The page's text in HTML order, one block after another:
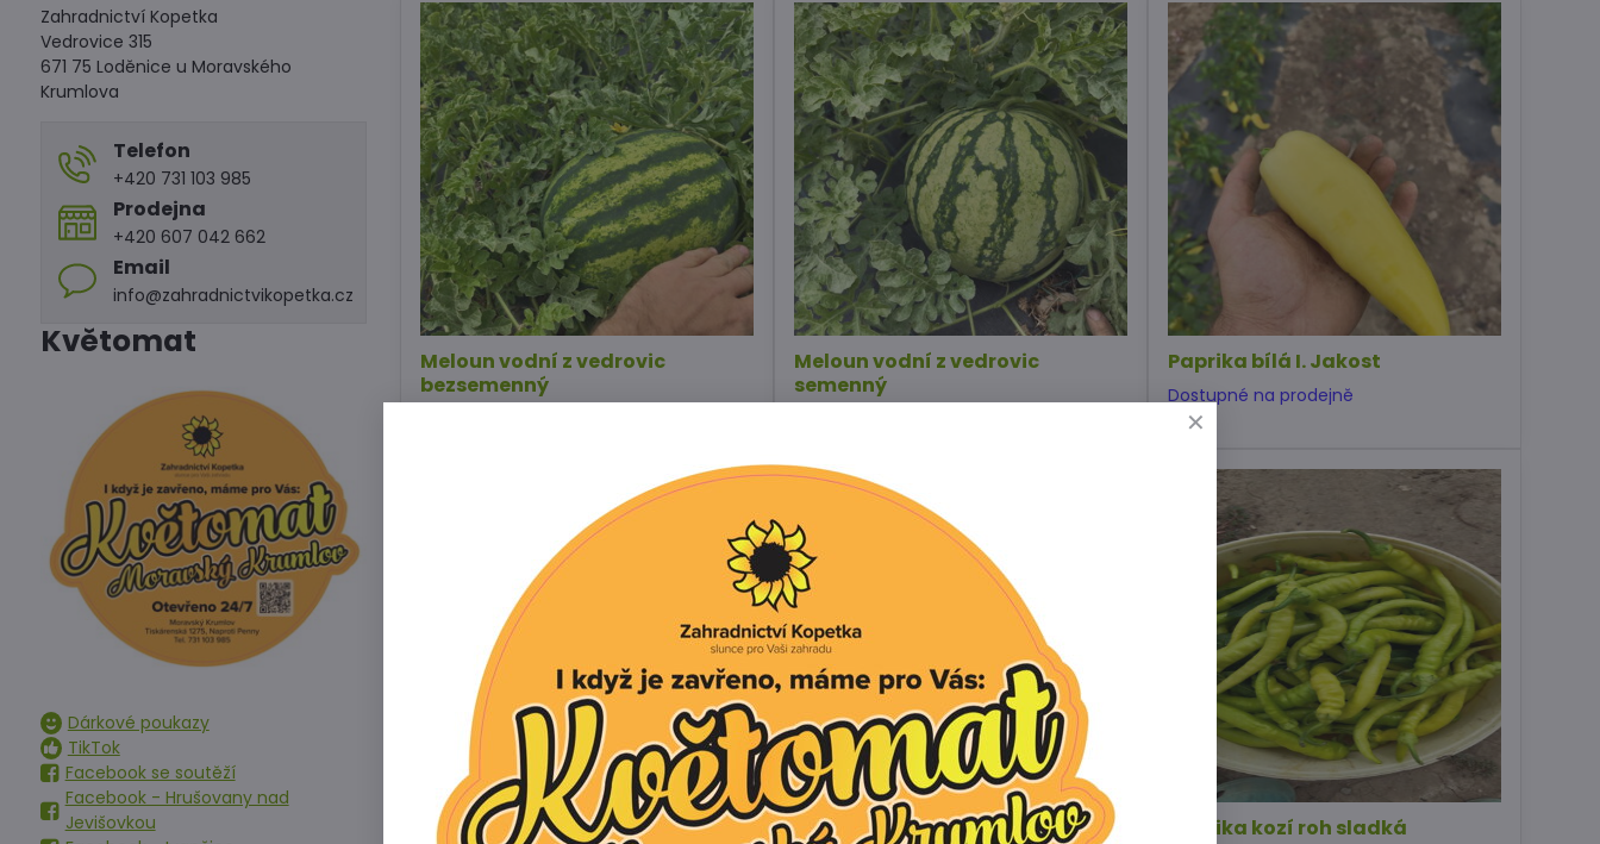
Meloun vodní z vedrovic
bezsemenný
Meloun vodní z vedrovic
semenný
Paprika bílá I. Jakost
Dostupné na prodejně
Paprika bílá II. Jakost Paprika kozí roh pálivá Paprika kozí roh sladká
Zahradnictví Kopetka
Vedrovice 315
671 75 Loděnice u Moravského
Krumlova
Telefon
+420 731 103 985
Prodejna
+420 607 042 662
Email
info@zahradnictvikopetka.cz
Květomat
Dárkové poukazy
TikTok
Facebook se soutěží
Facebook - Hrušovany nad
Jevišovkou